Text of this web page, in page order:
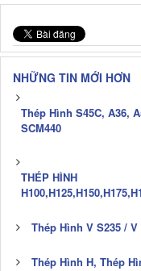
NHỮNG TIN MỚI HƠN
Thép Hình S45C, A36,
SCM440
THÉP HÌNH
Thép Hình V S235 / V
Thép Hình H, Thép